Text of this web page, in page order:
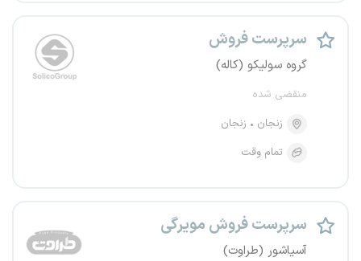
سرپرست فروش
گروه سولیکو (کاله)
منقضی شده
زنجان
زنجان
تمام وقت
سرپرست فروش مویرگی
آسیاشور (طراوت)